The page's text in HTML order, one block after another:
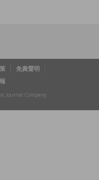
免責聲明
Journal Company